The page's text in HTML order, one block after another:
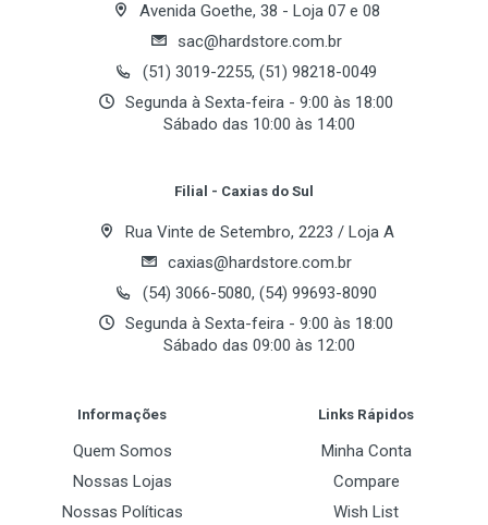
Email Address
Avenida Goethe, 38 - Loja 07 e 08
sac@hardstore.com.br
(51) 3019-2255, (51) 98218-0049
Segunda à Sexta-feira - 9:00 às 18:00
Sábado das 10:00 às 14:00
Filial - Caxias do Sul
Rua Vinte de Setembro, 2223 / Loja A
caxias@hardstore.com.br
(54) 3066-5080, (54) 99693-8090
Segunda à Sexta-feira - 9:00 às 18:00
Sábado das 09:00 às 12:00
Informações
Quem Somos
Nossas Lojas
Nossas Políticas
Links Rápidos
Minha Conta
Compare
Wish List